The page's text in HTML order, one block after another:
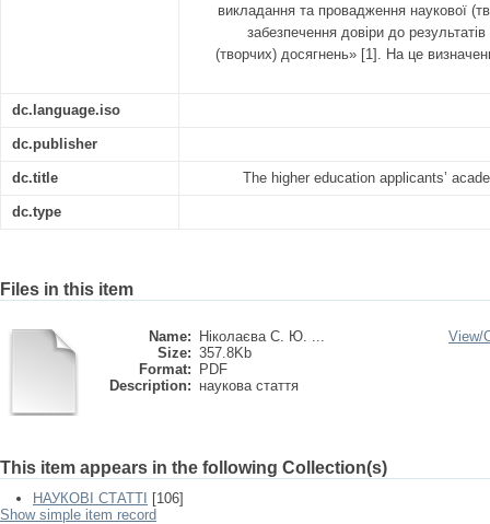
викладання та провадження наукової
забезпечення довіри до
(творчих) досягнень» [1]. На це
dc.language.iso
dc.publisher
dc.title The higher education applicants’
dc.type
Files in this item
Name:
Ніколаєва С. Ю. ...
Size: 357.8Kb
Format:
PDF
Description: наукова стаття
View/
This item appears in the following Collection(s)
НАУКОВІ СТАТТІ
[106]
Show simple item record